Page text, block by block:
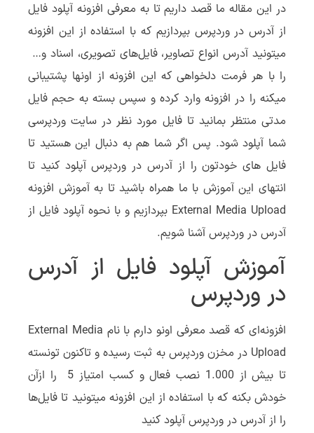
در این مقاله ما قصد داریم تا به معرفی افزونه آپلود فایل
از آدرس در وردپرس بپردازیم که با استفاده از این افزونه
میتونید آدرس انواع تصاویر، فایل‌های تصویری، اسناد و…
را با هر فرمت دلخواهی که این افزونه از اونها پشتیبانی
میکنه را در افزونه وارد کرده و سپس بسته به حجم فایل
مدتی منتظر بمانید تا فایل مورد نظر در سایت وردپرسی
شما آپلود شود. پس اگر شما هم به دنبال این هستید تا
فایل های خودتون را از آدرس در وردپرس آپلود کنید تا
انتهای این آموزش با ما همراه باشید تا به آموزش افزونه
External Media Upload بپردازیم و با نحوه آپلود فایل از
آدرس در وردپرس آشنا شویم.
آموزش آپلود فایل از آدرس
در وردپرس
افزونه‌ای که قصد معرفی اونو دارم با نام External Media
Upload در مخزن وردپرس به ثبت رسیده و تاکنون تونسته
تا بیش از 1.000 نصب فعال و کسب امتیاز 5 را ازآن
خودش بکنه که با استفاده از این افزونه میتونید تا فایل‌ها
را از آدرس در وردپرس آپلود کنید